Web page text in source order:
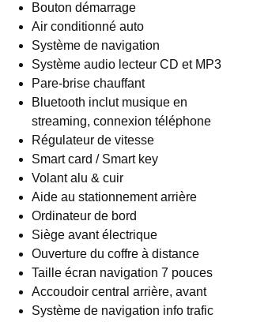
Bouton démarrage
Air conditionné auto
Système de navigation
Système audio lecteur CD et MP3
Pare-brise chauffant
Bluetooth inclut musique en
streaming, connexion téléphone
Régulateur de vitesse
Smart card / Smart key
Volant alu & cuir
Aide au stationnement arrière
Ordinateur de bord
Siège avant électrique
Ouverture du coffre à distance
Taille écran navigation 7 pouces
Accoudoir central arrière, avant
Système de navigation info trafic